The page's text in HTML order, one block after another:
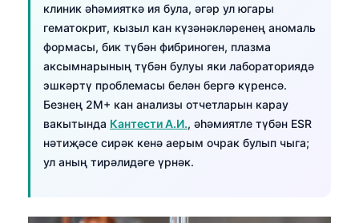
клиник әһәмияткә ия була, әгәр ул югары
гематокрит, кызыл кан күзәнәкләренең аномаль
формасы, бик түбән фибриноген, плазма
аксымнарының түбән булуы яки лабораториядә
эшкәртү проблемасы белән бергә күренсә.
Безнең 2M+ кан анализы отчетларын карау
вакытында Кантести А.И., әһәмиятле түбән ESR
нәтиҗәсе сирәк кенә аерым очрак булып чыга;
ул аның тирәлидәге үрнәк.